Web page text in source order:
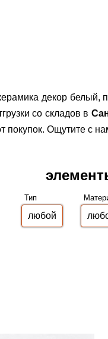
декор белый,
со складов в
Ощутите с
Тип